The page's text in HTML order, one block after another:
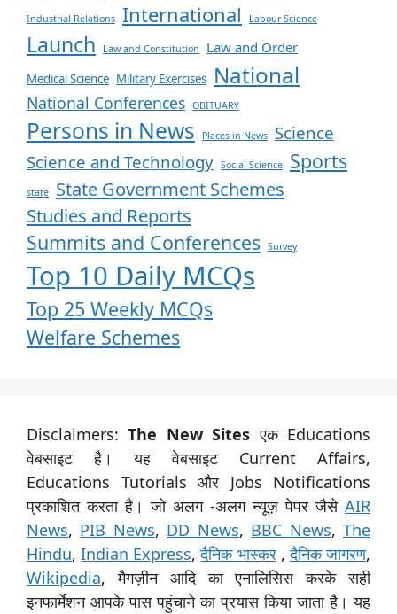
Industrial Relations International Labour Science
Launch Law and Constitution Law and Order
Medical Science Military Exercises National
National Conferences OBITUARY
Persons in News Places in News
Science
Science and Technology Social Science Sports
state
State Government Schemes
Studies and Reports
Summits and Conferences Survey
Top 10 Daily MCQs
Top 25 Weekly MCQs
Welfare Schemes
Disclaimers:The New Sites एक Educations
वेबसाइट है। यह वेबसाइट Current Affairs,
Educations Tutorials और Jobs Notifications
प्रकाशित करता है। जो अलग -अलग न्यूज़ पेपर जैसे AIR
News, PIB News, DD News, BBC News,The
Hindu,Indian Express,दैनिक भास्कर,दैनिक जागरण,
Wikipedia, मैगज़ीन आदि का एनालिसिस करके सही
इनफार्मेशन आपके पास पहुंचाने का प्रयास किया जाता है। यह